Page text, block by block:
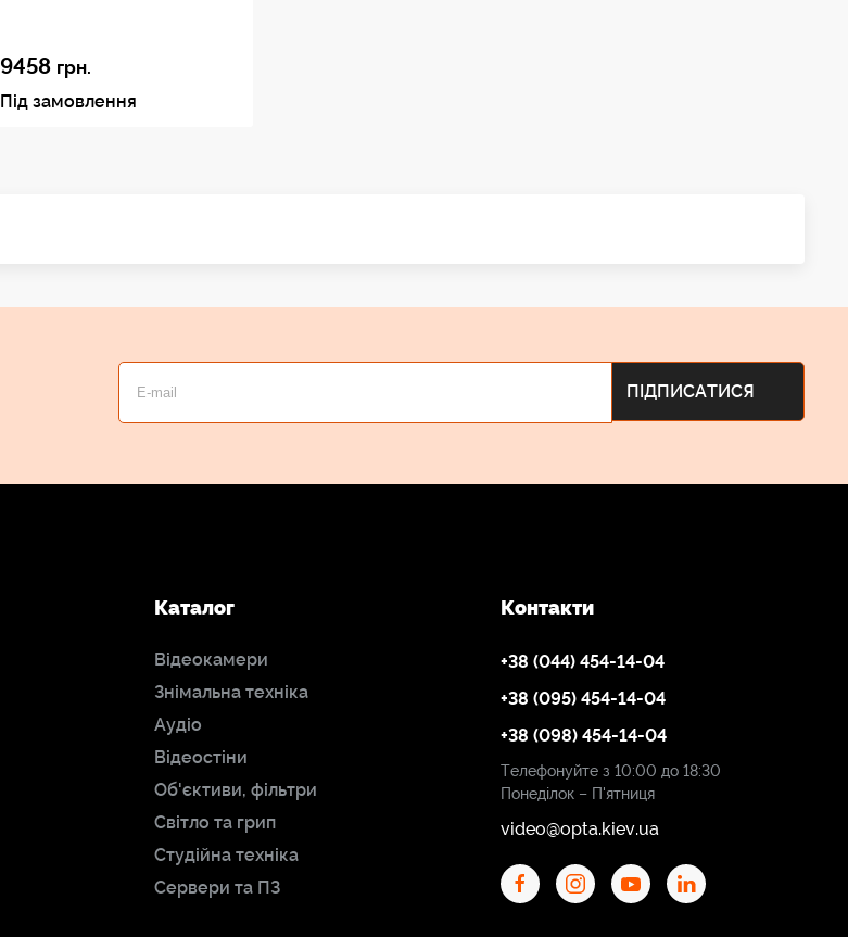
9458 грн.
Під замовлення
Каталог
Відеокамери
Знімальна техніка
Аудіо
Відеостіни
Об'єктиви, фільтри
Світло та грип
Студійна техніка
Сервери та ПЗ
Контакти
+38 (044) 454-14-04
+38 (095) 454-14-04
+38 (098) 454-14-04
Телефонуйте з 10:00 до 18:30
Понеділок – П'ятниця
video@opta.kiev.ua